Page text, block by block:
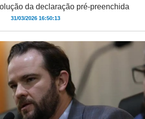
da declaração pré-preenchida
31/03/2026 16:50:13